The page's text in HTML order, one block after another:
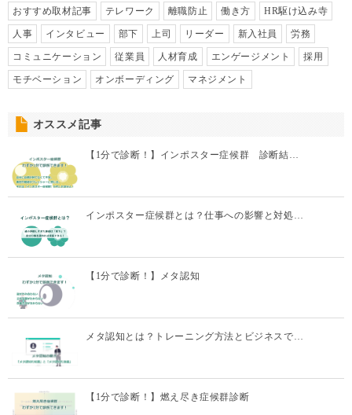
おすすめ取材記事 テレワーク 離職防止 働き方 HR駆け込み寺
人事 インタビュー 部下 上司 リーダー 新入社員 労務
コミュニケーション 従業員 人材育成 エンゲージメント 採用
モチベーション オンボーディング マネジメント
オススメ記事
【1分で診断！】インポスター症候群 診断結…
インポスター症候群とは？仕事への影響と対処…
【1分で診断！】メタ認知
メタ認知とは？トレーニング方法とビジネスで…
【1分で診断！】燃え尽き症候群診断